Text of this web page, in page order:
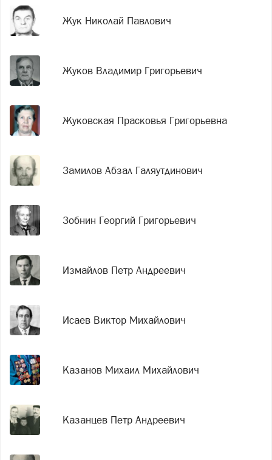
Жук Николай Павлович
Жуков Владимир Григорьевич
Жуковская Прасковья Григорьевна
Замилов Абзал Галяутдинович
Зобнин Георгий Григорьевич
Измайлов Петр Андреевич
Исаев Виктор Михайлович
Казанов Михаил Михайлович
Казанцев Петр Андреевич